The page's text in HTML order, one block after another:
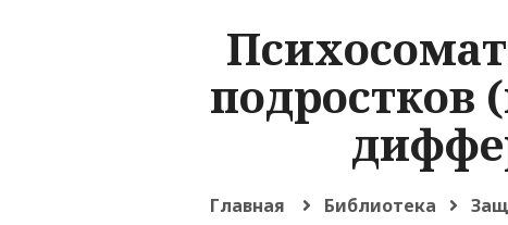
подростков
Главная Библиотека